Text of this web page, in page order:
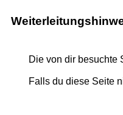
Die von dir besuchte
Falls du diese Seite